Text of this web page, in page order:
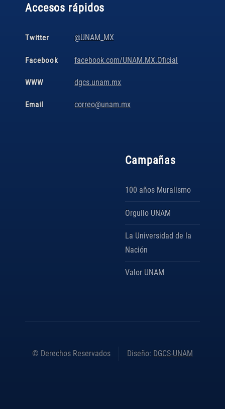
Campañas
100 años Muralismo
Orgullo UNAM
La Universidad de la
Nación
Valor UNAM
Accesos rápidos
Twitter @UNAM_MX
Facebook facebook.com/UNAM.MX.Oficial
WWW dgcs.unam.mx
Email correo@unam.mx
© Derechos Reservados Diseño: DGCS-UNAM